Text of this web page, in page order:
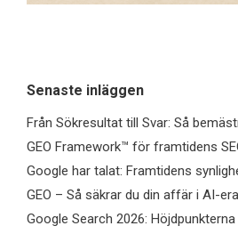
Senaste inläggen
Från Sökresultat till Svar: Så
GEO Framework™ för framtidens
Google har talat: Framtidens
GEO – Så säkrar du din affär i AI-
Google Search 2026: